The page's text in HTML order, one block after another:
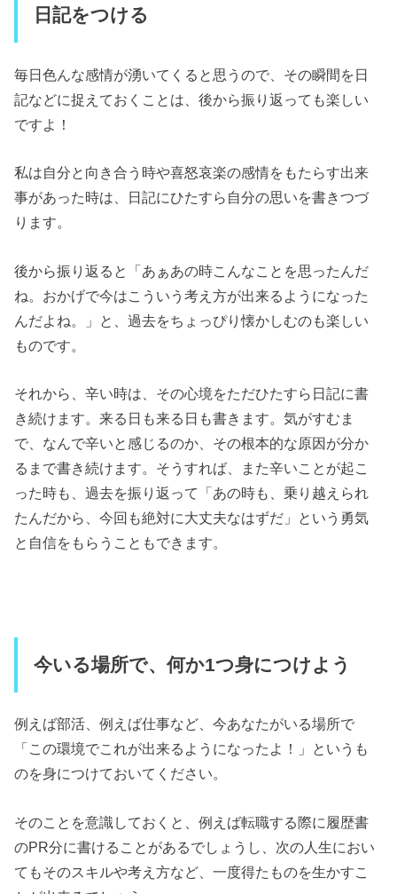
日記をつける
毎日色んな感情が湧いてくると思うので、その瞬間を日
記などに捉えておくことは、後から振り返っても楽しい
ですよ！
私は自分と向き合う時や喜怒哀楽の感情をもたらす出来
事があった時は、日記にひたすら自分の思いを書きつづ
ります。
後から振り返ると「あぁあの時こんなことを思ったんだ
ね。おかげで今はこういう考え方が出来るようになった
んだよね。」と、過去をちょっぴり懐かしむのも楽しい
ものです。
それから、辛い時は、その心境をただひたすら日記に書
き続けます。来る日も来る日も書きます。気がすむま
で、なんで辛いと感じるのか、その根本的な原因が分か
るまで書き続けます。そうすれば、また辛いことが起こ
った時も、過去を振り返って「あの時も、乗り越えられ
たんだから、今回も絶対に大丈夫なはずだ」という勇気
と自信をもらうこともできます。
今いる場所で、何か1つ身につけよう
例えば部活、例えば仕事など、今あなたがいる場所で
「この環境でこれが出来るようになったよ！」というも
のを身につけておいてください。
そのことを意識しておくと、例えば転職する際に履歴書
のPR分に書けることがあるでしょうし、次の人生におい
てもそのスキルや考え方など、一度得たものを生かすこ